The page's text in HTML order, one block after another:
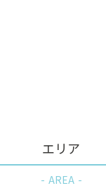
エリア
AREA